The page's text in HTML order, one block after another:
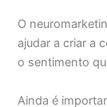
O
ajudar a criar a
o sentimento
Ainda é